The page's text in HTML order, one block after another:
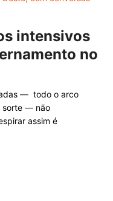
intensivos
no
— todo o arco
sorte — não
assim é